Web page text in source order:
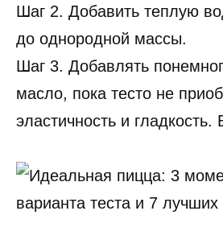
Шаг 2. Добавить теплую
до однородной массы.
Шаг 3. Добавлять
масло, пока тесто не
эластичность и гладкость.